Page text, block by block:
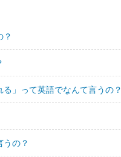
？
」って英語でなんて言うの？
の？